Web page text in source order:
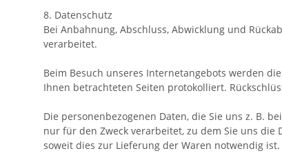
8. Datenschutz
Bei Anbahnung, Abschluss, Abwicklung und
verarbeitet.
Beim Besuch unseres Internetangebots werden
Ihnen betrachteten Seiten protokolliert.
Die personenbezogenen Daten, die Sie uns z. B.
nur für den Zweck verarbeitet, zu dem Sie uns
soweit dies zur Lieferung der Waren notwendig